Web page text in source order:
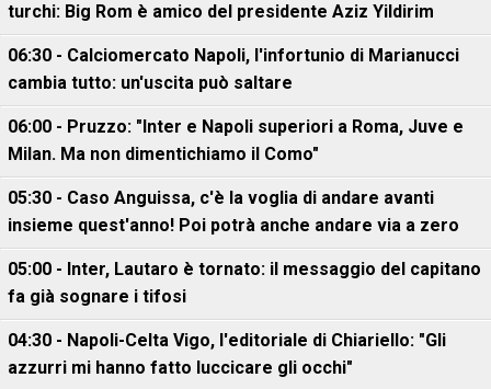
turchi: Big Rom è amico del presidente Aziz Yildirim
06:30 - Calciomercato Napoli, l'infortunio di Marianucci
cambia tutto: un'uscita può saltare
06:00 - Pruzzo: "Inter e Napoli superiori a Roma, Juve e
Milan. Ma non dimentichiamo il Como"
05:30 - Caso Anguissa, c'è la voglia di andare avanti
insieme quest'anno! Poi potrà anche andare via a zero
05:00 - Inter, Lautaro è tornato: il messaggio del capitano
fa già sognare i tifosi
04:30 - Napoli-Celta Vigo, l'editoriale di Chiariello: "Gli
azzurri mi hanno fatto luccicare gli occhi"